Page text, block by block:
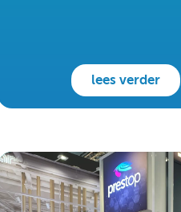
lees verder